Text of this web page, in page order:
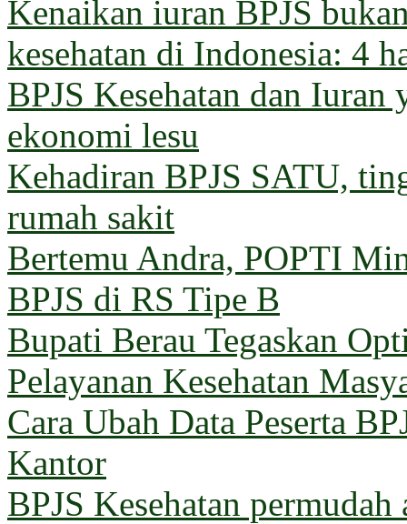
Kenaikan iuran BPJS
kesehatan di Indonesia: 4
BPJS Kesehatan dan
ekonomi lesu
Kehadiran BPJS SATU,
rumah sakit
Bertemu Andra, POPTI
BPJS di RS Tipe B
Bupati Berau Tegaskan
Pelayanan Kesehatan
Cara Ubah Data Peserta
Kantor
BPJS Kesehatan